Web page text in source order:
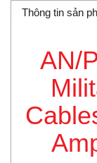
Bihl+wiedemann
BLH NOBEL
Brecon Vietnam
Brook Instrument
Brook Instrument Vietnam
Thông tin sản
AN/